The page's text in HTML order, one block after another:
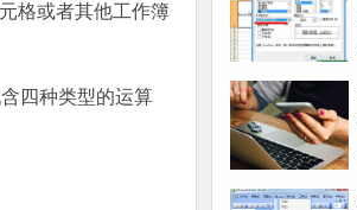
格或者其他工作簿
四种类型的运算